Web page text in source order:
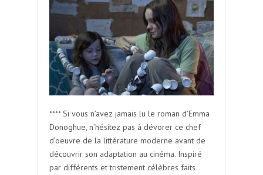
**** Si vous n’avez jamais lu le roman d’Emma
Donoghue, n’hésitez pas à dévorer ce chef
d’oeuvre de la littérature moderne avant de
découvrir son adaptation au cinéma. Inspiré
par différents et tristement célèbres faits